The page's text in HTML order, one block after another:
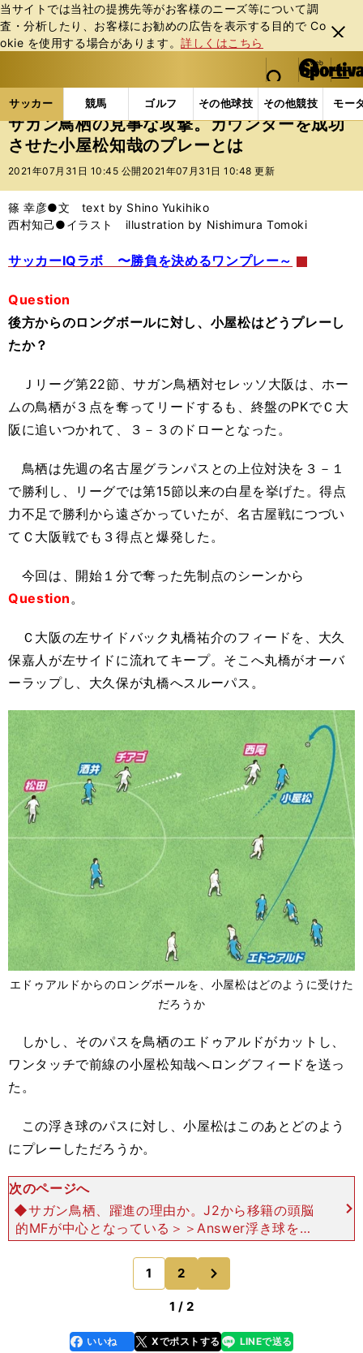
当サイトでは当社の提携先等がお客様のニーズ等について調
査・分析したり、お客様にお勧めの広告を表⽰する⽬的で Co
okie を使⽤する場合があります。詳しくはこちら
閉じ
る
web Sportiva (webスポルティーバ)
検索
マイペ
ー
ジ
メニュ
サッカー 競馬 ゴルフ その他球技 その他競技 モー
ス
ポ
ル
バ
サッカーの記事一覧 Jリーグ他 Jリーグ サガン
サガン鳥栖の見事な攻撃。カウンターを成功
させた小屋松知哉のプレーとは
2021年07月31日 10:45 公開 2021年07月31日 10:48 更新
篠 幸彦●文 text by Shino Yukihiko
西村知己●イラスト illustration by Nishimura Tomoki
サッカーIQラボ 〜勝負を決めるワンプレー～
Question
後方からのロングボールに対し、小屋松はどうプレーし
たか？
Ｊリーグ第22節、サガン鳥栖対セレッソ大阪は、ホー
ムの鳥栖が３点を奪ってリードするも、終盤のPKでＣ大
阪に追いつかれて、３－３のドローとなった。
鳥栖は先週の名古屋グランパスとの上位対決を３－１
で勝利し、リーグでは第15節以来の白星を挙げた。得点
力不足で勝利から遠ざかっていたが、名古屋戦につづい
てＣ大阪戦でも３得点と爆発した。
今回は、開始１分で奪った先制点のシーンから
Question。
Ｃ大阪の左サイドバック丸橋祐介のフィードを、大久
保嘉人が左サイドに流れてキープ。そこへ丸橋がオーバ
ーラップし、大久保が丸橋へスルーパス。
エドゥアルドからのロングボールを、小屋松はどのように受けた
だろうか
しかし、そのパスを鳥栖のエドゥアルドがカットし、
ワンタッチで前線の小屋松知哉へロングフィードを送っ
た。
この浮き球のパスに対し、小屋松はこのあとどのよう
にプレーしただろうか。
次のページへ
◆サガン鳥栖、躍進の理由か。J2から移籍の頭脳
的MFが中心となっている＞＞Answer浮き球を足
元にトラップし、中へカットイン ボールを受ける
前から、小屋松の動きが見事な一連のプレーだっ
た。小屋
1 2
1 / 2
faceboo
k
いいね Xでポストする
line LINEで送る